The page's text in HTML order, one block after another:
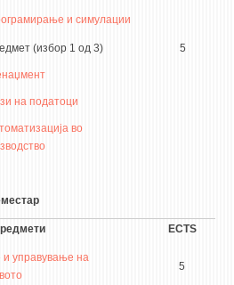
и симулации
(избор 1 од 3)
на податоци
во
5
ECTS
управување на
5